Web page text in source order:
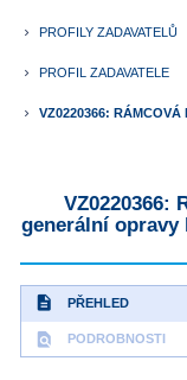
keyboard_arrow_right PROFILY ZADAVATELŮ
keyboard_arrow_right PROFIL ZADAVATELE
keyboard_arrow_right VZ0220366: RÁMCOVÁ
VZ0220366:
generální opravy
description PŘEHLED
find_in_page PODROBNOSTI